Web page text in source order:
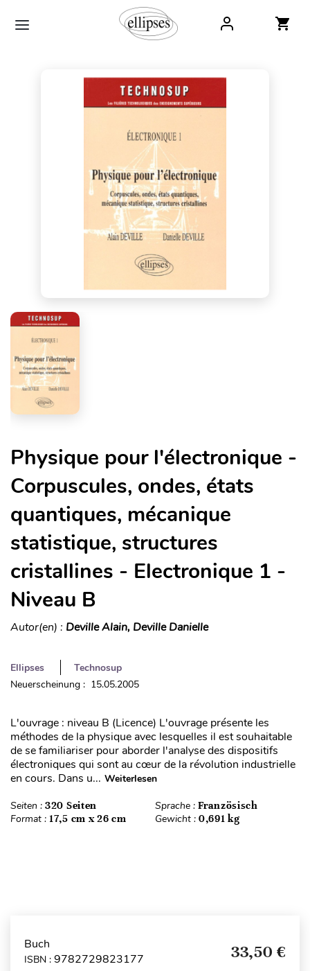
Physique pour l'électronique -
Corpuscules, ondes, états
quantiques, mécanique
statistique, structures
cristallines - Electronique 1 -
Niveau B
Autor(en) : Deville Alain, Deville Danielle
Ellipses
Technosup
Neuerscheinung : 15.05.2005
L'ouvrage : niveau B (Licence) L'ouvrage présente les
méthodes de la physique avec lesquelles il est souhaitable
de se familiariser pour aborder l'analyse des dispositifs
électroniques qui sont au cœur de la révolution industrielle
en cours. Dans u... Weiterlesen
Seiten : 320 Seiten Sprache : Französisch
Format : 17,5 cm x 26 cm Gewicht : 0,691 kg
Buch
ISBN : 9782729823177 33,50 €